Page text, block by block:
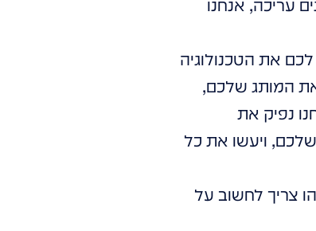
עריכה, אנחנו
את הטכנולוגיה
המותג שלכם,
נפיק את
שלכם, ויעשו את כל
צריך לחשוב על